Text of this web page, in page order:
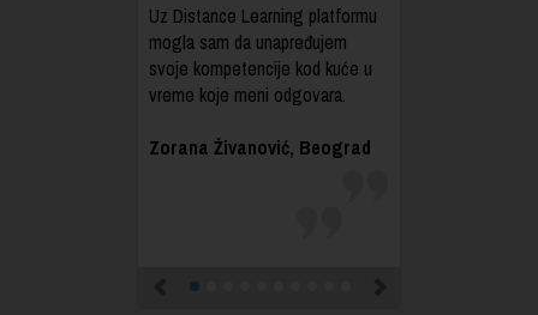
Uz Distance Learning platformu
mogla sam da unapređujem
svoje kompetencije kod kuće u
vreme koje meni odgovara.
Zorana Živanović, Beograd